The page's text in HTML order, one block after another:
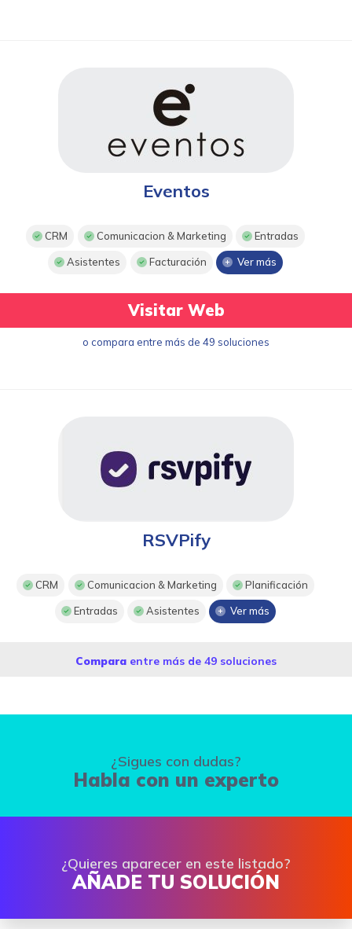
Eventos
CRM Comunicacion & Marketing Entradas
Asistentes Facturación Ver más
Visitar Web
o compara entre más de 49 soluciones
RSVPify
CRM Comunicacion & Marketing Planificación
Entradas Asistentes Ver más
Compara entre más de 49 soluciones
¿Sigues con dudas?
Habla con un experto
¿Quieres aparecer en este listado?
AÑADE TU SOLUCIÓN